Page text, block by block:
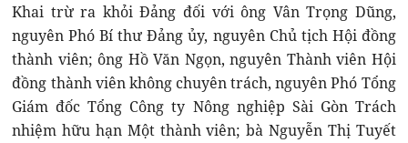
Khai trừ ra khỏi Đảng đối với ông Vân Trọng Dũng,
nguyên Phó Bí thư Đảng ủy, nguyên Chủ tịch Hội đồng
thành viên; ông Hồ Văn Ngọn, nguyên Thành viên Hội
đồng thành viên không chuyên trách, nguyên Phó Tổng
Giám đốc Tổng Công ty Nông nghiệp Sài Gòn Trách
nhiệm hữu hạn Một thành viên; bà Nguyễn Thị Tuyết